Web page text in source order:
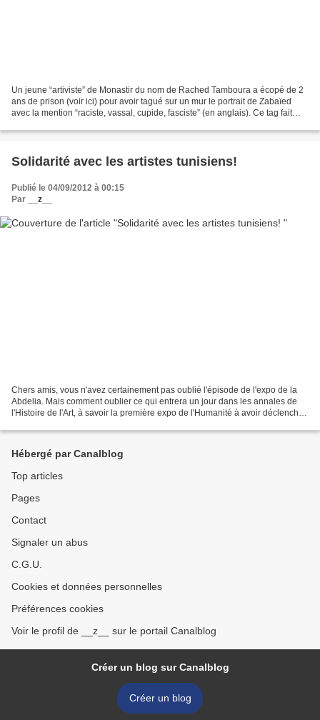
Un jeune “artiviste” de Monastir du nom de Rached Tamboura a écopé de 2
ans de prison (voir ici) pour avoir tagué sur un mur le portrait de Zabaïed
avec la mention “raciste, vassal, cupide, fasciste” (en anglais). Ce tag fait
Solidarité avec les artistes tunisiens!
Publié le 04/09/2012 à 00:15
Par
__z__
Chers amis, vous n'avez certainement pas oublié l'épisode de l'expo de la
Abdelia. Mais comment oublier ce qui entrera un jour dans les annales de
l'Histoire de l'Art, à savoir la première expo de l'Humanité à avoir déclenché
Hébergé par Canalblog
Top articles
Pages
Contact
Signaler un abus
C.G.U.
Cookies et données personnelles
Préférences cookies
Voir le profil de __z__ sur le portail Canalblog
Créer un blog sur Canalblog
Créer un blog